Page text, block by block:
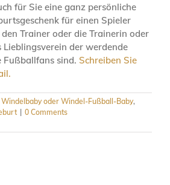
für Sie eine ganz persönliche
für einen Spieler
Trainer oder die Trainerin oder
Lieblingsverein der werdende
Fußballfans sind. Schreiben Sie
Windelbaby oder Windel-Fußball-Baby,
| 0 Comments